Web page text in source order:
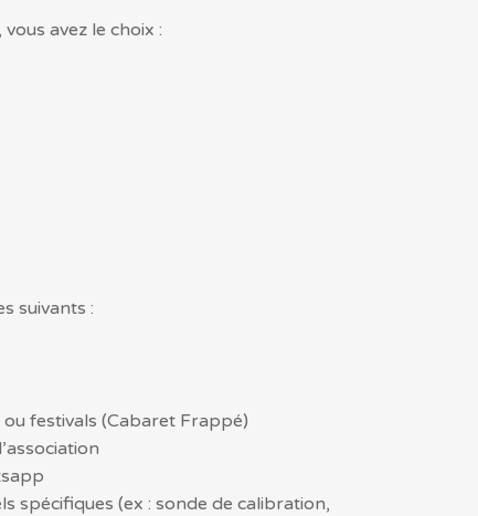
avez le choix :
suivants :
festivals (Cabaret Frappé)
spécifiques (ex : sonde de calibration,